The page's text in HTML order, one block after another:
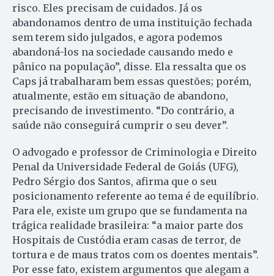
risco. Eles precisam de cuidados. Já os
abandonamos dentro de uma instituição fechada
sem terem sido julgados, e agora podemos
abandoná-los na sociedade causando medo e
pânico na população”, disse. Ela ressalta que os
Caps já trabalharam bem essas questões; porém,
atualmente, estão em situação de abandono,
precisando de investimento. “Do contrário, a
saúde não conseguirá cumprir o seu dever”.
O advogado e professor de Criminologia e Direito
Penal da Universidade Federal de Goiás (UFG),
Pedro Sérgio dos Santos, afirma que o seu
posicionamento referente ao tema é de equilíbrio.
Para ele, existe um grupo que se fundamenta na
trágica realidade brasileira: “a maior parte dos
Hospitais de Custódia eram casas de terror, de
tortura e de maus tratos com os doentes mentais”.
Por esse fato, existem argumentos que alegam a